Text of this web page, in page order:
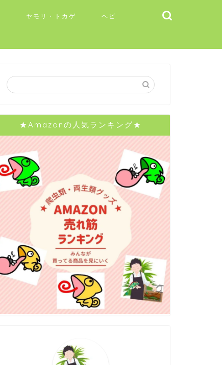
ヤモリ・トカゲ ヘビ
★Amazonの人気ランキング★